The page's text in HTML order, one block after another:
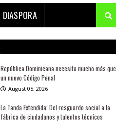
DIASPORA
República Dominicana necesita mucho más que
un nuevo Código Penal
August 05, 2026
La Tanda Extendida: Del resguardo social a la
fábrica de ciudadanos y talentos técnicos